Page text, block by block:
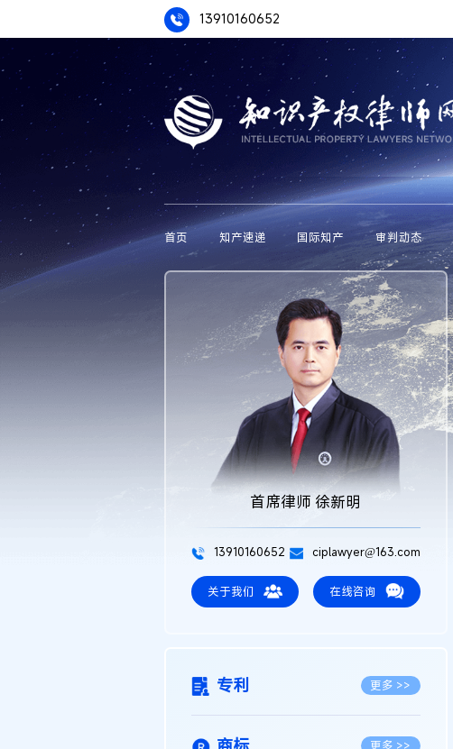
13910160652
首页 知产速递 国际知产 审判动态
首席律师 徐新明
13910160652 ciplawyer@163.com
关于我们 在线咨询
专利 更多 >>
更多 >>